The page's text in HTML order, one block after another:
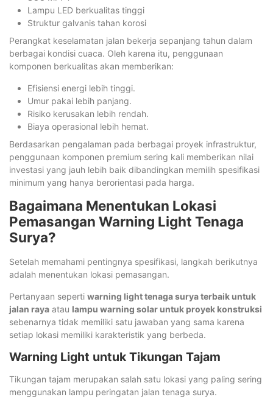
Lampu LED berkualitas tinggi
Struktur galvanis tahan korosi
Perangkat keselamatan jalan bekerja sepanjang tahun dalam
berbagai kondisi cuaca. Oleh karena itu, penggunaan
komponen berkualitas akan memberikan:
Efisiensi energi lebih tinggi.
Umur pakai lebih panjang.
Risiko kerusakan lebih rendah.
Biaya operasional lebih hemat.
Berdasarkan pengalaman pada berbagai proyek infrastruktur,
penggunaan komponen premium sering kali memberikan nilai
investasi yang jauh lebih baik dibandingkan memilih spesifikasi
minimum yang hanya berorientasi pada harga.
Bagaimana Menentukan Lokasi
Pemasangan Warning Light Tenaga
Surya?
Setelah memahami pentingnya spesifikasi, langkah berikutnya
adalah menentukan lokasi pemasangan.
Pertanyaan seperti warning light tenaga surya terbaik untuk
jalan raya atau lampu warning solar untuk proyek konstruksi
sebenarnya tidak memiliki satu jawaban yang sama karena
setiap lokasi memiliki karakteristik yang berbeda.
Warning Light untuk Tikungan Tajam
Tikungan tajam merupakan salah satu lokasi yang paling sering
menggunakan lampu peringatan jalan tenaga surya.